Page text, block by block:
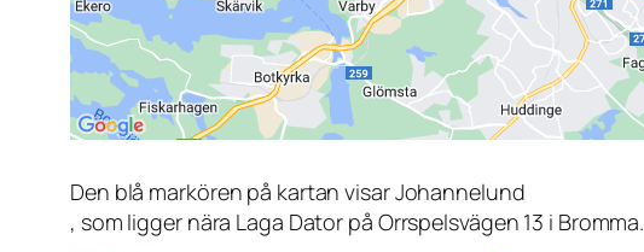
Den blå markören på kartan visar Johannelund
, som ligger nära Laga Dator på Orrspelsvägen 13 i Bromma.